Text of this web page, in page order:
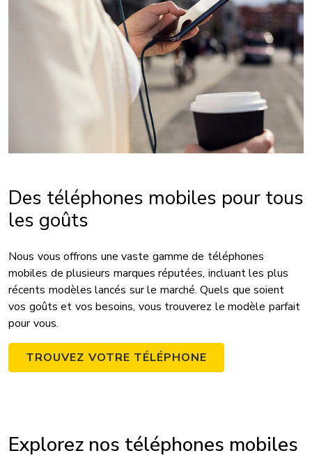
Des téléphones mobiles pour tous
les goûts
Nous vous offrons une vaste gamme de téléphones
mobiles de plusieurs marques réputées, incluant les plus
récents modèles lancés sur le marché. Quels que soient
vos goûts et vos besoins, vous trouverez le modèle parfait
pour vous.
TROUVEZ VOTRE TÉLÉPHONE
Explorez nos téléphones mobiles